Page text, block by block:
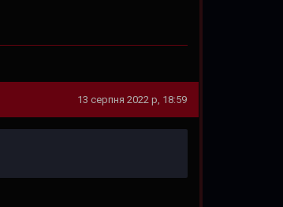
13 серпня 2022 р, 18:59